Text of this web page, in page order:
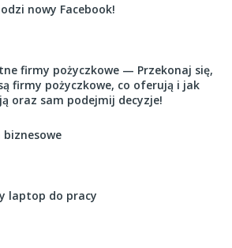
nowy Facebook!
firmy pożyczkowe — Przekonaj się,
firmy pożyczkowe, co oferują i jak
oraz sam podejmij decyzje!
biznesowe
laptop do pracy